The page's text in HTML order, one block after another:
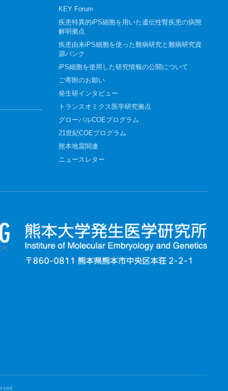
KEY Forum
疾患特異的iPS細胞を用いた遺伝性腎疾患の病態
解明拠点
疾患由来iPS細胞を使った難病研究と難病研究資
源バンク
iPS細胞を使用した研究情報の公開について
ご寄附のお願い
発生研インタビュー
トランスオミクス医学研究拠点
グローバルCOEプログラム
21世紀COEプログラム
熊本地震関連
ニュースレター